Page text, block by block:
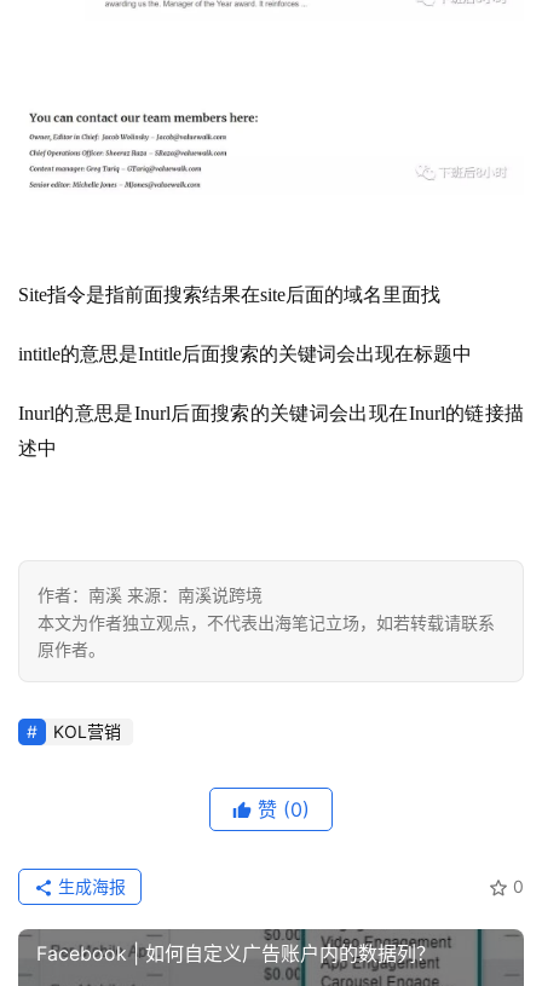
Site指令是指前面搜索结果在site后面的域名里面找
intitle的意思是Intitle后面搜索的关键词会出现在标题中
Inurl的意思是Inurl后面搜索的关键词会出现在Inurl的链接描
述中
作者：南溪 来源：南溪说跨境
本文为作者独立观点，不代表出海笔记立场，如若转载请联系
原作者。
KOL营销
赞 (0)
0
生成海报
Facebook | 如何自定义广告账户内的数据列？